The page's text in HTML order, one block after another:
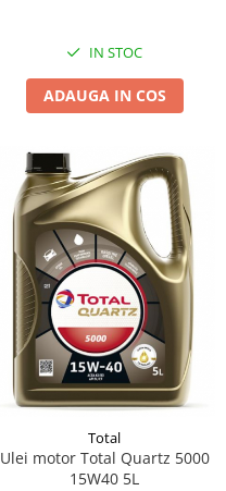
IN STOC
ADAUGA IN COS
Total
Ulei motor Total Quartz 5000
15W40 5L